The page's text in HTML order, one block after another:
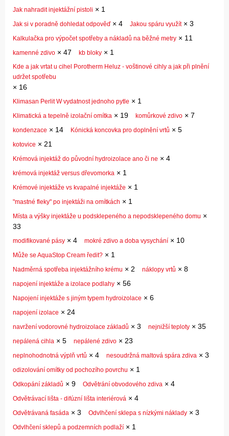
Jak nahradit injektážní pistoli × 1
Jak si v poradně dohledat odpověď× 4 Jakou spáru využít× 3
Kalkulačka pro výpočet spotřeby a nákladů na běžné metry × 11
kamenné zdivo × 47 kb bloky × 1
Kde a jak vrtat u cihel Porotherm Heluz - voštinové cihly a jak při plnění
udržet spotřebu
× 16
Klimasan Perlit W vydatnost jednoho pytle × 1
Klimatická a tepelně izolační omítka × 19 komůrkové zdivo × 7
kondenzace × 14 Kónická koncovka pro doplnění vrtů × 5
kotovice × 21
Krémová injektáž do původní hydroizolace ano či ne × 4
krémová injektáž versus dřevomorka × 1
Krémové injektáže vs kvapalné injektáže × 1
"mastné fleky" po injektáži na omítkách × 1
Místa a výšky injektáže u podsklepeného a nepodsklepeného domu ×
33
modifikované pásy × 4 mokré zdivo a doba vysychání × 10
Může se AquaStop Cream ředit? × 1
Nadměrná spotřeba injektážního krému × 2 náklopy vrtů × 8
napojení injektáže a izolace podlahy × 56
Napojení injektáže s jiným typem hydroizolace × 6
napojení izolace × 24
navržení vodorovné hydroizolace základů × 3 nejnižší teploty × 35
nepálená cihla × 5 nepálené zdivo × 23
neplnohodnotná výplň vrtů × 4 nesoudržná maltová spára zdiva × 3
odizolování omítky od pochozího povrchu × 1
Odkopání základů × 9 Odvětrání obvodového zdiva × 4
Odvětrávací lišta - difúzní lišta interiérová × 4
Odvětrávaná fasáda × 3 Odvlhčení sklepa s nízkými náklady × 3
Odvlhčení sklepů a podzemních podlaží × 1